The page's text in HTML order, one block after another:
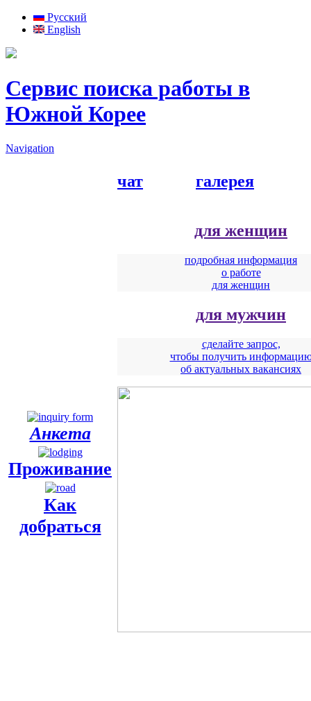
Русский
English
Сервис поиска работы в
Южной Корее
Navigation
Анкета
Проживание
Как
добраться
чат галерея
для женщин
подробная информация
о работе
для женщин
для мужчин
сделайте запрос,
чтобы получить
об актуальных вакансиях